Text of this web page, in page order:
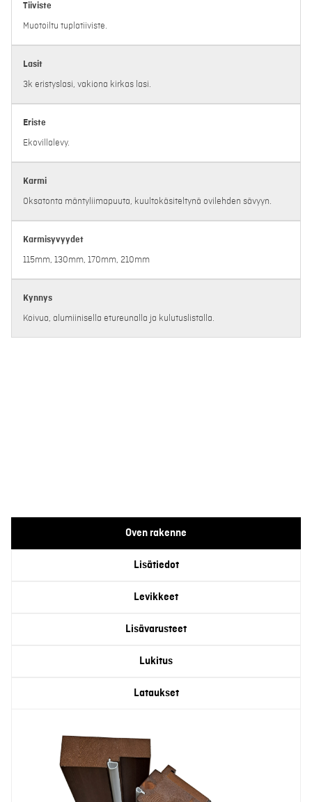
Tiiviste
Muotoiltu tuplatiiviste.
Lasit
3k eristyslasi, vakiona kirkas lasi.
Eriste
Ekovillalevy.
Karmi
Oksatonta mäntyliimapuuta, kuultokäsiteltynä ovilehden sävyyn.
Karmisyvyydet
115mm, 130mm, 170mm, 210mm
Kynnys
Koivua, alumiinisella etureunalla ja kulutuslistalla.
Oven rakenne
Lisätiedot
Levikkeet
Lisävarusteet
Lukitus
Lataukset